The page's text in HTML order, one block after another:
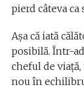
pierd câteva ca
Așa că iată
posibilă. Într-
cheful de
nou în